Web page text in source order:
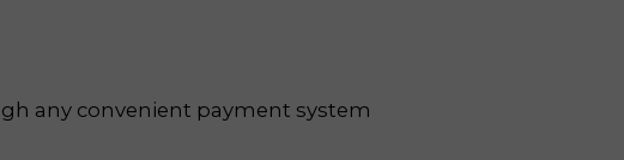
any convenient payment system